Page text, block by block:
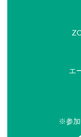
エ
※参加